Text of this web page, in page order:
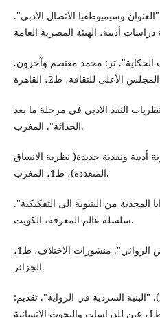
محمد فكري. (1988). "العنوان وسيميوطقيا الاتصال الادبي".
(1997). "خطاب الحكاية". تر: محمد معتصم وآخرون.
جميل. (2011). "نظريات النقد الادبي في مرحلة ما بعد
الحداثة". المغرب.
نحو نظرية أدبية ونقدية جديدة( نظرية الانساق
المتعددة)، ط1، المغرب.
(1988). "المرايا المحدبة من البنيوية الى التفكيكية".
سلسلة عالم المعرفة، الكويت.
خليل، ابراهيم. (2010). "بنية النص الروائي". منشورات الاختلاف، ط1،
الجزائر.
القاضي، عبد المنعم زكريا. (2009). "البنية السردية في الرواية". تقديم:
احمد ابراهيم الهواري. ط1، عين للدراسات والبحوث الانسانية